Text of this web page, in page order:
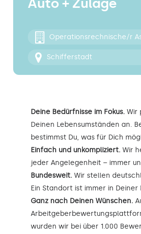
Kontakt
Auto + Zulage
Operationsrechnische/r
Schifferstadt
Deine Bedürfnisse im Fokus. Wir
Deinen Lebensumständen an.
bestimmst Du, was für Dich
Einfach und unkompliziert. Wir
jeder Angelegenheit – immer
Bundesweit. Wir stellen
Ein Standort ist immer in Deiner
Ganz nach Deinen Wünschen.
wurden wir bei über 1.000